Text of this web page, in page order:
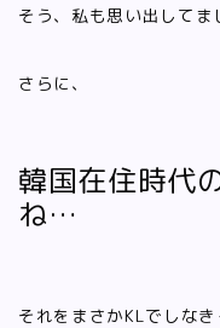
そう、私も思い出してま
さらに、
韓国在住時代
ね…
それをまさかKLでしな